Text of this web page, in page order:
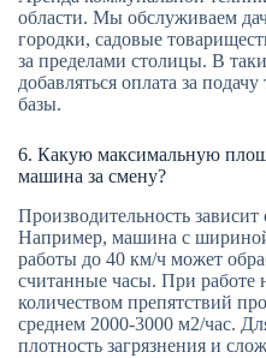
области. Мы обслуживаем
городки, садовые
за пределами столицы. В
добавляться оплата за
базы.
6. Какую максимальную
машина за смену?
Производительность
Например, машина с
работы до 40 км/ч может
считанные часы. При
количеством препятствий
среднем 2000-3000 м2/час.
плотность загрязнения и